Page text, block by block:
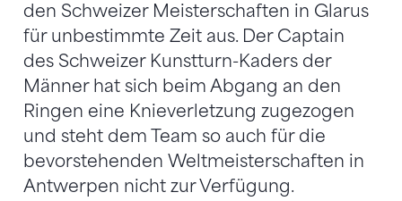
den Schweizer Meisterschaften in Glarus
für unbestimmte Zeit aus. Der Captain
des Schweizer Kunstturn-Kaders der
Männer hat sich beim Abgang an den
Ringen eine Knieverletzung zugezogen
und steht dem Team so auch für die
bevorstehenden Weltmeisterschaften in
Antwerpen nicht zur Verfügung.